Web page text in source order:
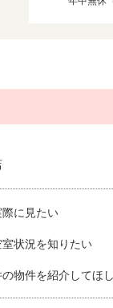
に見たい
状況を知りたい
物件を紹介してほ